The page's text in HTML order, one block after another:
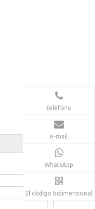
teléfono
e-mail
WhatsApp
El código bidimensional